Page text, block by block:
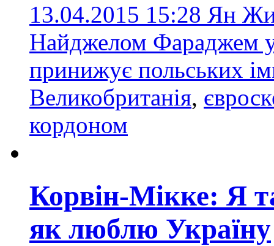
13.04.2015 15:28 Ян
Найджелом Фараджем
принижує польських
Великобританія,
кордоном
Корвін-Мікке: Я
як люблю Україну